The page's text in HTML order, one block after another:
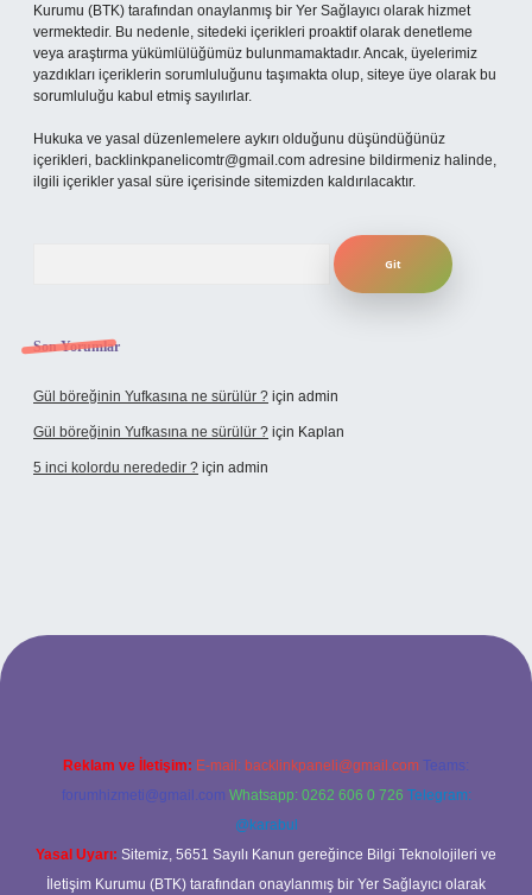
Kurumu (BTK) tarafından onaylanmış bir Yer Sağlayıcı olarak hizmet
vermektedir. Bu nedenle, sitedeki içerikleri proaktif olarak denetleme
veya araştırma yükümlülüğümüz bulunmamaktadır. Ancak, üyelerimiz
yazdıkları içeriklerin sorumluluğunu taşımakta olup, siteye üye olarak bu
sorumluluğu kabul etmiş sayılırlar.
Hukuka ve yasal düzenlemelere aykırı olduğunu düşündüğünüz
içerikleri, backlinkpanelicomtr@gmail.com adresine bildirmeniz halinde,
ilgili içerikler yasal süre içerisinde sitemizden kaldırılacaktır.
Son Yorumlar
Gül böreğinin Yufkasına ne sürülür ? için admin
Gül böreğinin Yufkasına ne sürülür ? için Kaplan
5 inci kolordu nerededir ? için admin
www.tulipbet.online/
Reklam ve İletişim: E-mail: backlinkpaneli@gmail.com Teams:
forumhizmeti@gmail.com Whatsapp: 0262 606 0 726 Telegram:
@karabul
Yasal Uyarı: Sitemiz, 5651 Sayılı Kanun gereğince Bilgi Teknolojileri ve
İletişim Kurumu (BTK) tarafından onaylanmış bir Yer Sağlayıcı olarak